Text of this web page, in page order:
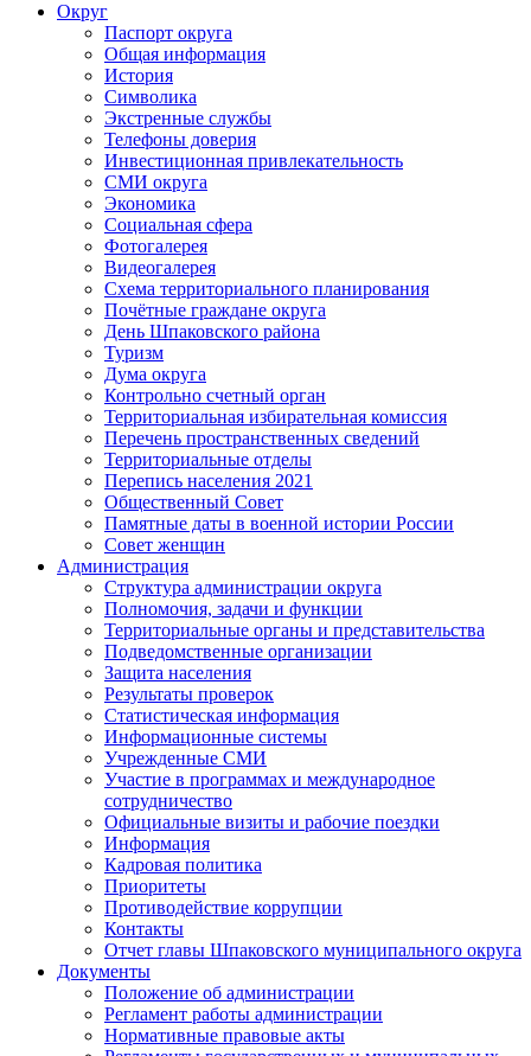
Округ
Паспорт округа
Общая информация
История
Символика
Экстренные службы
Телефоны доверия
Инвестиционная привлекательность
СМИ округа
Экономика
Социальная сфера
Фотогалерея
Видеогалерея
Схема территориального планирования
Почётные граждане округа
День Шпаковского района
Туризм
Дума округа
Контрольно счетный орган
Территориальная избирательная комиссия
Перечень пространственных сведений
Территориальные отделы
Перепись населения 2021
Общественный Совет
Памятные даты в военной истории России
Совет женщин
Администрация
Структура администрации округа
Полномочия, задачи и функции
Территориальные органы и представительства
Подведомственные организации
Защита населения
Результаты проверок
Статистическая информация
Информационные системы
Учрежденные СМИ
Участие в программах и международное
сотрудничество
Официальные визиты и рабочие поездки
Информация
Кадровая политика
Приоритеты
Противодействие коррупции
Контакты
Отчет главы Шпаковского муниципального округа
Документы
Положение об администрации
Регламент работы администрации
Нормативные правовые акты